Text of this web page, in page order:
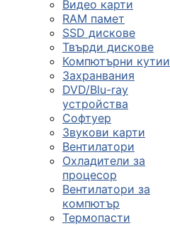
Видео карти
RAM памет
SSD дискове
Твърди дискове
Компютърни кутии
Захранвания
DVD/Blu-ray
устройства
Софтуер
Звукови карти
Вентилатори
Охладители за
процесор
Вентилатори за
компютър
Термопасти